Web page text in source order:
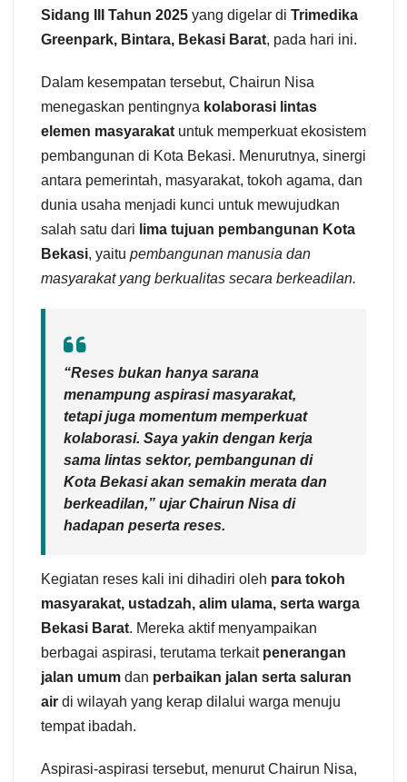
Sidang III Tahun 2025 yang digelar di Trimedika
Greenpark, Bintara, Bekasi Barat, pada hari ini.
Dalam kesempatan tersebut, Chairun Nisa
menegaskan pentingnya kolaborasi lintas
elemen masyarakatuntuk memperkuat ekosistem
pembangunan di Kota Bekasi. Menurutnya, sinergi
antara pemerintah, masyarakat, tokoh agama, dan
dunia usaha menjadi kunci untuk mewujudkan
salah satu dari lima tujuan pembangunan Kota
Bekasi, yaitu pembangunan manusia dan
masyarakat yang berkualitas secara berkeadilan.
“Reses bukan hanya sarana
menampung aspirasi masyarakat,
tetapi juga momentum memperkuat
kolaborasi. Saya yakin dengan kerja
sama lintas sektor, pembangunan di
Kota Bekasi akan semakin merata dan
berkeadilan,” ujar Chairun Nisa di
hadapan peserta reses.
Kegiatan reses kali ini dihadiri oleh para tokoh
masyarakat, ustadzah, alim ulama, serta warga
Bekasi Barat. Mereka aktif menyampaikan
berbagai aspirasi, terutama terkait penerangan
jalan umum dan perbaikan jalan serta saluran
air di wilayah yang kerap dilalui warga menuju
tempat ibadah.
Aspirasi-aspirasi tersebut, menurut Chairun Nisa,